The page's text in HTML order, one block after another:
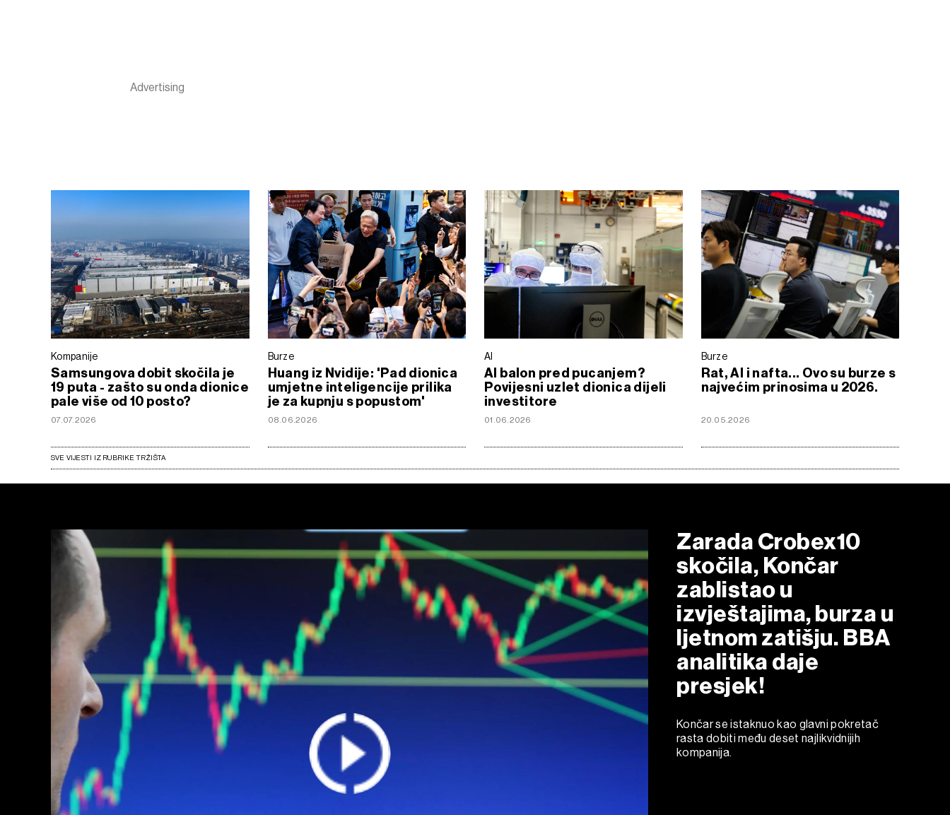
Kompanije
Samsungova dobit skočila je
19 puta - zašto su onda dionice
pale više od 10 posto?
07.07.2026
Burze
Huang iz Nvidije: 'Pad dionica
umjetne inteligencije prilika
je za kupnju s popustom'
08.06.2026
AI
AI balon pred pucanjem?
Povijesni uzlet dionica dijeli
investitore
01.06.2026
Burze
Rat, AI i nafta... Ovo su burze s
najvećim prinosima u 2026.
20.05.2026
SVE VIJESTI IZ RUBRIKE TRŽIŠTA
Zarada Crobex10
skočila, Končar
zablistao u
izvještajima, burza u
ljetnom zatišju. BBA
analitika daje
presjek!
Končar se istaknuo kao glavni pokretač
rasta dobiti među deset najlikvidnijih
kompanija.